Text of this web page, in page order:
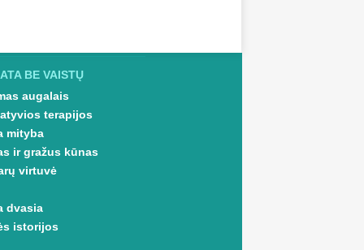
BE VAISTŲ
augalais
terapijos
mityba
ir gražus kūnas
virtuvė
dvasia
istorijos